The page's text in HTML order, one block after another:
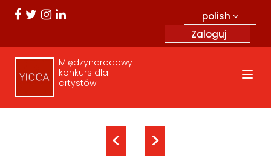
polish
Zaloguj
Międzynarodowy
konkurs dla
artystów
< >